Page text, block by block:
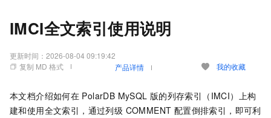
IMCI全文索引使用说明
更新时间： 2026-08-04 09:19:42
复制 MD 格式
产品详情 我的收藏
本文档介绍如何在 PolarDB MySQL 版的列存索引（IMCI）上构
建和使用全文索引，通过列级 COMMENT 配置倒排索引，即可利